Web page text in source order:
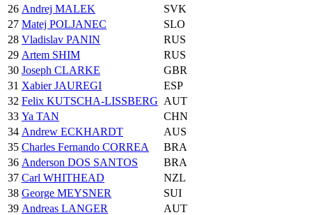
26 Andrej MALEK
SVK
27 Matej POLJANEC
SLO
28 Vladislav PANIN
RUS
29 Artem SHIM
RUS
30 Joseph CLARKE
GBR
31 Xabier JAUREGI
ESP
32 Felix KUTSCHA-LISSBERG AUT
33 Ya TAN
CHN
34 Andrew ECKHARDT
AUS
35 Charles Fernando CORREA
BRA
36 Anderson DOS SANTOS
BRA
37 Carl WHITHEAD
NZL
38 George MEYSNER
SUI
39 Andreas LANGER
AUT